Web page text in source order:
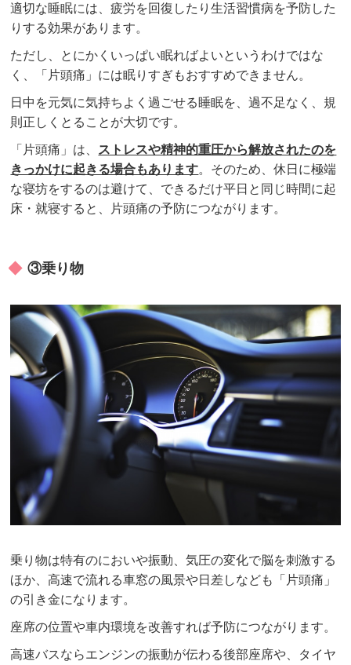
適切な睡眠には、疲労を回復したり生活習慣病を予防した
りする効果があります。
ただし、とにかくいっぱい眠ればよいというわけではな
く、「片頭痛」には眠りすぎもおすすめできません。
日中を元気に気持ちよく過ごせる睡眠を、過不足なく、規
則正しくとることが大切です。
「片頭痛」は、 ストレスや精神的重圧から解放されたのを
きっかけに起きる場合もあります。そのため、休日に極端
な寝坊をするのは避けて、できるだけ平日と同じ時間に起
床・就寝すると、片頭痛の予防につながります。
③乗り物
乗り物は特有のにおいや振動、気圧の変化で脳を刺激する
ほか、高速で流れる車窓の風景や日差しなども「片頭痛」
の引き金になります。
座席の位置や車内環境を改善すれば予防につながります。
高速バスならエンジンの振動が伝わる後部座席や、タイヤ